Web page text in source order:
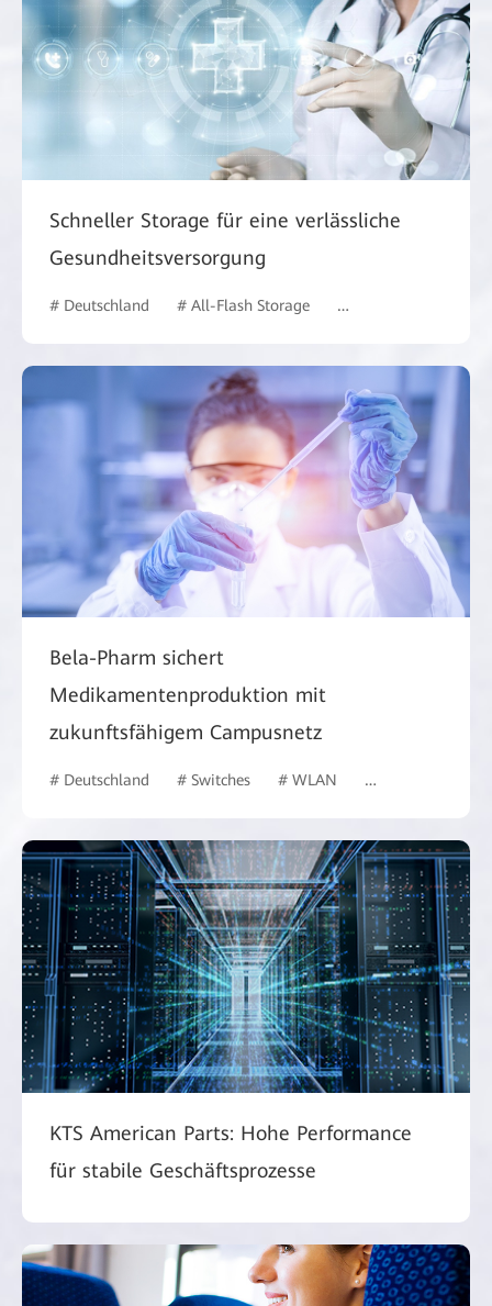
Schneller Storage für eine verlässliche
Gesundheitsversorgung
# Deutschland # All-Flash Storage # Gesundheitswesen
Bela-Pharm sichert
Medikamentenproduktion mit
zukunftsfähigem Campusnetz
# Deutschland # Switches # WLAN #
KTS American Parts: Hohe Performance
für stabile Geschäftsprozesse